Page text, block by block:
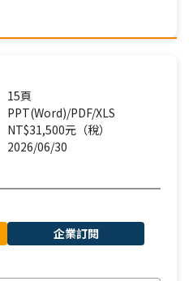
15頁
PPT(Word)/PDF/XLS
NT$31,500元（稅）
2026/06/30
企業訂閱